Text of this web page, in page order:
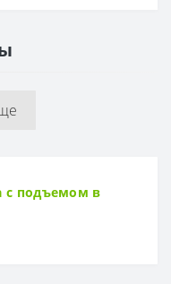
Винил-компакт
с подъемом в